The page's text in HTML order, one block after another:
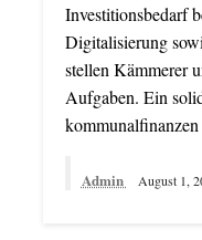
Investitionsbedarf
Digitalisierung
stellen Kämmerer
Aufgaben. Ein
Admin August 1,